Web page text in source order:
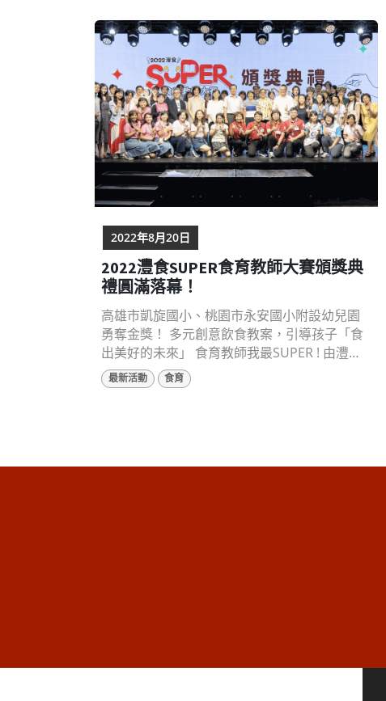
網（ https://reurl.cc/qZzqVR） 。 ▲「灃食主
廚到我家活動」全新企畫起跑，邀請全有校園
廚房的團隊一起在飲食教育路上同行！ 灃食教
育...
2022灃食SUPER食育教師大賽頒獎典
禮圓滿落幕！
高雄市凱旋國小、桃園市永安國小附設幼兒園
勇奪金獎！ 多元創意飲食教案，引導孩子「食
出美好的未來」 食育教師我最SUPER ! 由灃食
公益飲食文化教育基金會主辦的第2屆「灃食
SUPER食育教師大賽」，今(20)日在台北進行總
「無所不在的豆寶」、桃園市永安國小附設幼
最新活動 食育
2022年8月20日